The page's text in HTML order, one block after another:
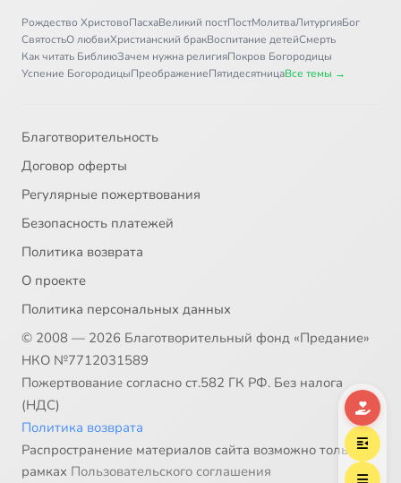
Рождество ХристовоПасхаВеликий постПостМолитваЛитургияБог
СвятостьО любвиХристианский бракВоспитание детейСмерть
Как читать БиблиюЗачем нужна религияПокров Богородицы
Успение БогородицыПреображениеПятидесятницаВсе темы →
Благотворительность
Договор оферты
Регулярные пожертвования
Безопасность платежей
Политика возврата
О проекте
Политика персональных данных
© 2008 — 2026 Благотворительный фонд «Предание»
НКО №7712031589
Пожертвование согласно ст.582 ГК РФ. Без налога
(НДС)
Политика возврата
Распространение материалов сайта возможно только в
рамках Пользовательского соглашения